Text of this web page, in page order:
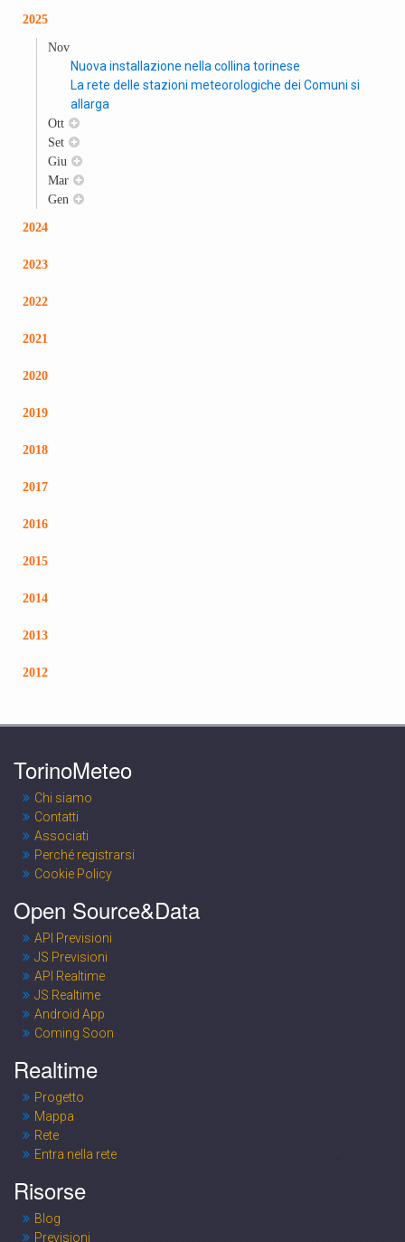
2025
Nov
Nuova installazione nella collina torinese
La rete delle stazioni meteorologiche dei Comuni si
allarga
Ott
Set
Giu
Mar
Gen
2024
2023
2022
2021
2020
2019
2018
2017
2016
2015
2014
2013
2012
TorinoMeteo
Chi siamo
Contatti
Associati
Perché registrarsi
Cookie Policy
Open Source&Data
API Previsioni
JS Previsioni
API Realtime
JS Realtime
Android App
Coming Soon
Realtime
Progetto
Mappa
Rete
Entra nella rete
Risorse
Blog
Previsioni